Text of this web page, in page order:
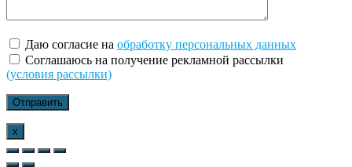
Даю согласие на обработку персональных данных
Соглашаюсь на получение рекламной рассылки
(условия рассылки)
x